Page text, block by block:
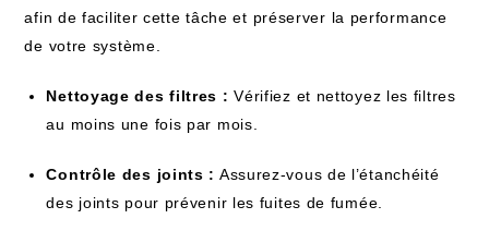
afin de faciliter cette tâche et préserver la performance
de votre système.
Nettoyage des filtres : Vérifiez et nettoyez les filtres
au moins une fois par mois.
Contrôle des joints : Assurez-vous de l’étanchéité
des joints pour prévenir les fuites de fumée.